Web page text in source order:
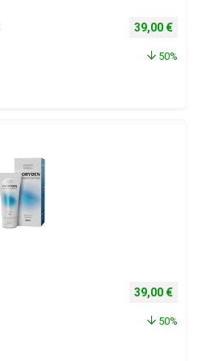
Izvorna
39,00 €
50%
Izvorna
39,00 €
50%